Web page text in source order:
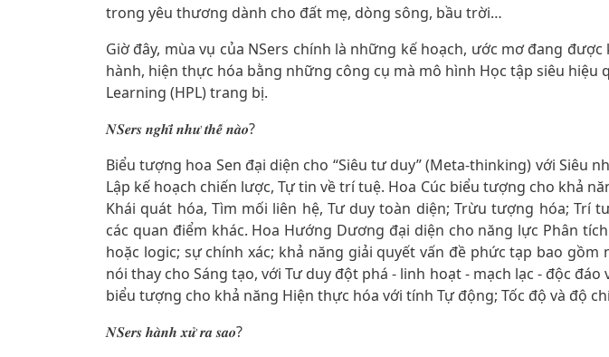
trong yêu thương dành cho đất mẹ, dòng sông, bầu trời…
Giờ đây, mùa vụ của NSers chính là những kế hoạch, ước mơ đang
hành, hiện thực hóa bằng những công cụ mà mô hình Học tập siêu hiệu
Learning (HPL) trang bị.
𝑵𝑺𝒆𝒓𝒔 𝒏𝒈𝒉𝒊̃ 𝒏𝒉𝒖̛ 𝒕𝒉𝒆̂́ 𝒏𝒂̀𝒐?
Biểu tượng hoa Sen đại diện cho “Siêu tư duy” (Meta-thinking) với Siêu
Lập kế hoạch chiến lược, Tự tin về trí tuệ. Hoa Cúc biểu tượng cho khả
Khái quát hóa, Tìm mối liên hệ, Tư duy toàn diện; Trừu tượng hóa; Trí
các quan điểm khác. Hoa Hướng Dương đại diện cho năng lực Phân
hoặc logic; sự chính xác; khả năng giải quyết vấn đề phức tạp bao gồm
nói thay cho Sáng tạo, với Tư duy đột phá - linh hoạt - mạch lạc - độc đáo
biểu tượng cho khả năng Hiện thực hóa với tính Tự động; Tốc độ và độ
𝑵𝑺𝒆𝒓𝒔 𝒉𝒂̀𝒏𝒉 𝒙𝒖̛̉ 𝒓𝒂 𝒔𝒂𝒐?